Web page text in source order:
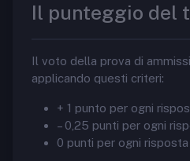
Il punteggio del
Il voto della prova di
applicando questi criteri:
+ 1 punto per ogni
– 0,25 punti per ogni
0 punti per ogni risposta